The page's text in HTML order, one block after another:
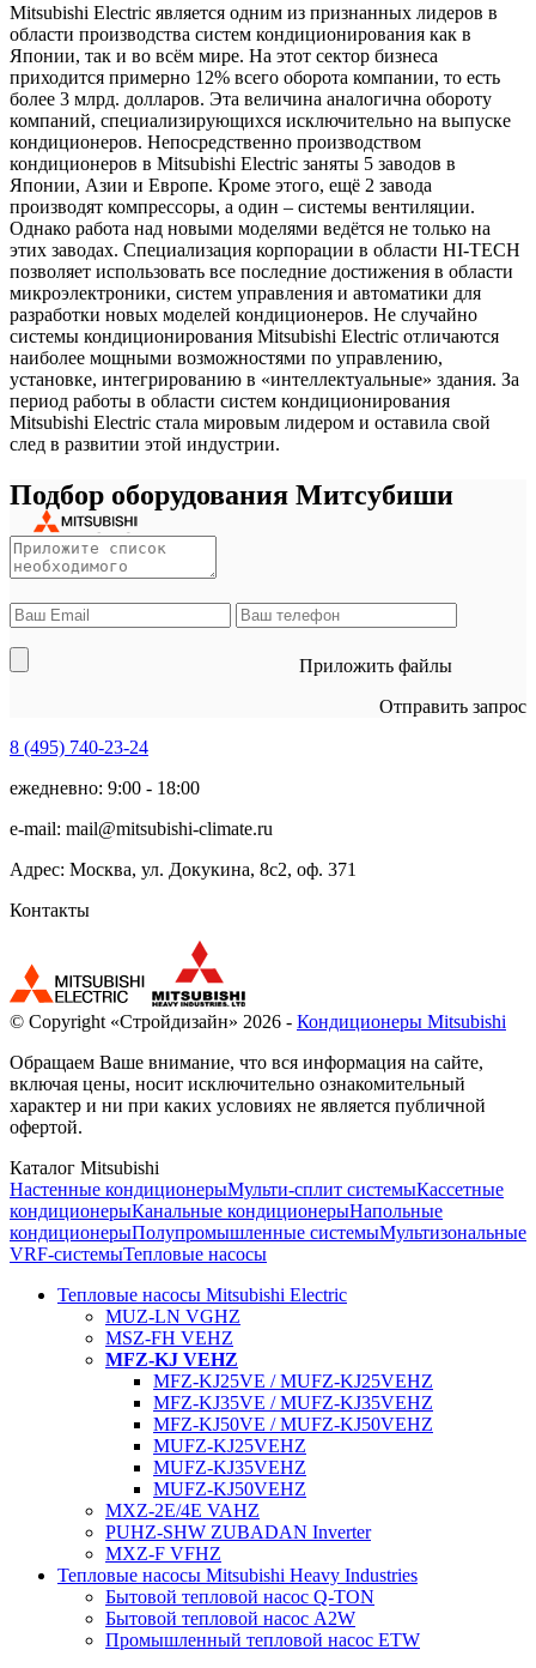
Mitsubishi Electric является одним из признанных лидеров в
области производства систем кондиционирования как в
Японии, так и во всём мире. На этот сектор бизнеса
приходится примерно 12% всего оборота компании, то есть
более 3 млрд. долларов. Эта величина аналогична обороту
компаний, специализирующихся исключительно на выпуске
кондиционеров. Непосредственно производством
кондиционеров в Mitsubishi Electric заняты 5 заводов в
Японии, Азии и Европе. Кроме этого, ещё 2 завода
производят компрессоры, а один – системы вентиляции.
Однако работа над новыми моделями ведётся не только на
этих заводах. Специализация корпорации в области HI-TECH
позволяет использовать все последние достижения в области
микроэлектроники, систем управления и автоматики для
разработки новых моделей кондиционеров. Не случайно
системы кондиционирования Mitsubishi Electric отличаются
наиболее мощными возможностями по управлению,
установке, интегрированию в «интеллектуальные» здания. За
период работы в области систем кондиционирования
Mitsubishi Electric стала мировым лидером и оставила свой
след в развитии этой индустрии.
Подбор оборудования Митсубиши
Приложить файлы
Отправить запрос
8 (495) 740-23-24
ежедневно: 9:00 - 18:00
e-mail: mail@mitsubishi-climate.ru
Адрес: Москва, ул. Докукина, 8с2, оф. 371
Контакты
© Copyright «Стройдизайн» 2026 - Кондиционеры Mitsubishi
Обращаем Ваше внимание, что вся информация на сайте,
включая цены, носит исключительно ознакомительный
характер и ни при каких условиях не является публичной
офертой.
Каталог Mitsubishi
Настенные кондиционерыМульти-сплит системыКассетные
кондиционерыКанальные кондиционерыНапольные
кондиционерыПолупромышленные системыМультизональные
VRF-системыТепловые насосы
Тепловые насосы Mitsubishi Electric
MUZ-LN VGHZ
MSZ-FH VEHZ
MFZ-KJ VEHZ
MFZ-KJ25VE / MUFZ-KJ25VEHZ
MFZ-KJ35VE / MUFZ-KJ35VEHZ
MFZ-KJ50VE / MUFZ-KJ50VEHZ
MUFZ-KJ25VEHZ
MUFZ-KJ35VEHZ
MUFZ-KJ50VEHZ
MXZ-2E/4E VAHZ
PUHZ-SHW ZUBADAN Inverter
MXZ-F VFHZ
Тепловые насосы Mitsubishi Heavy Industries
Бытовой тепловой насос Q-TON
Бытовой тепловой насос A2W
Промышленный тепловой насос ETW